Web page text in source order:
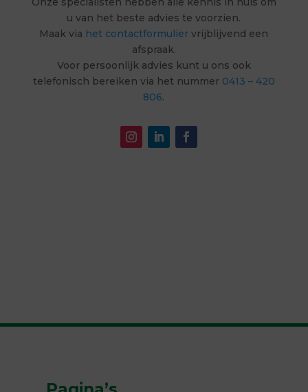
u van het beste advies te voorzien.
Maak via het contactformulier vrijblijvend een
afspraak.
Voor persoonlijk advies kunt u ons ook
telefonisch bereiken via het nummer 0413 – 420
806.